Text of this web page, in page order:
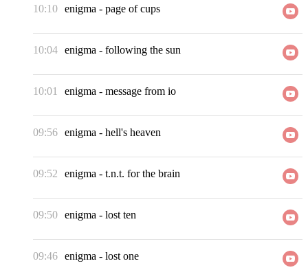
10:10 enigma - page of cups
10:04 enigma - following the sun
10:01 enigma - message from io
09:56 enigma - hell's heaven
09:52 enigma - t.n.t. for the brain
09:50 enigma - lost ten
09:46 enigma - lost one